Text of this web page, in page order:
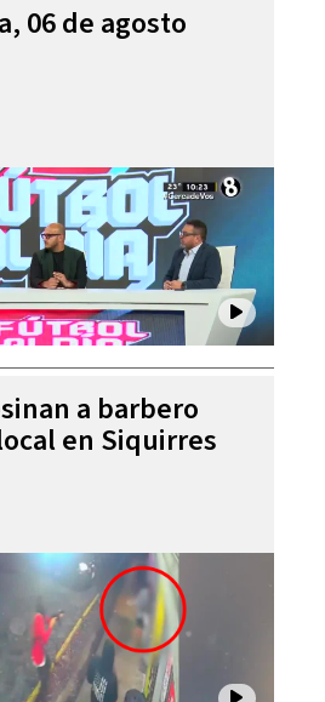
06 de agosto
a barbero
en Siquirres